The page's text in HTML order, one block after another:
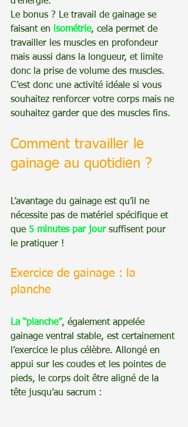
Le bonus ? Le travail de gainage se
faisant en isométrie, cela permet de
travailler les muscles en profondeur
mais aussi dans la longueur, et limite
donc la prise de volume des muscles.
C’est donc une activité idéale si vous
souhaitez renforcer votre corps mais ne
souhaitez garder que des muscles fins.
Comment travailler le
gainage au quotidien ?
L’avantage du gainage est qu’il ne
nécessite pas de matériel spécifique et
que 5 minutes par jour suffisent pour
le pratiquer !
Exercice de gainage : la
planche
La “planche”, également appelée
gainage ventral stable, est certainement
l’exercice le plus célèbre. Allongé en
appui sur les coudes et les pointes de
pieds, le corps doit être aligné de la
tête jusqu’au sacrum :